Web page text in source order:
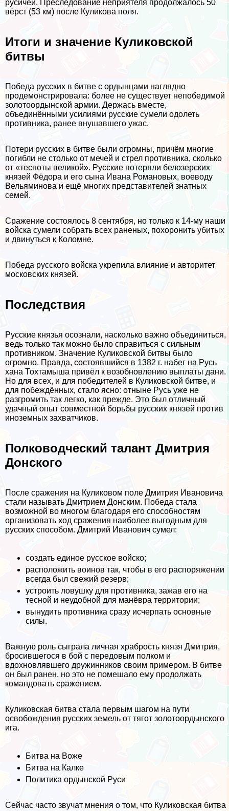
русичей. Преследование неприятеля продолжалось 50
вёрст (53 км) после Куликова поля.
Итоги и значение Куликовской
битвы
Победа русских в битве с ордынцами наглядно
продемонстрировала: более не существует непобедимой
золотоордынской армии. Держась вместе,
объединёнными усилиями русские сумели одолеть
противника, ранее внушавшего ужас.
Потери русских в битве были огромны, причём многие
погибли не столько от мечей и стрел противника, сколько
от «тесноты великой». Русские потеряли белозерских
князей Фёдора и его сына Ивана Романовых, воеводу
Вельяминова и ещё многих представителей знатных
семей.
Сражение состоялось 8 сентября, но только к 14-му наши
войска сумели собрать всех раненых, похоронить убитых
и двинуться к Коломне.
Победа русского войска укрепила влияние и авторитет
московских князей.
Последствия
Русские князья осознали, насколько важно объединиться,
ведь только так можно было справиться с сильным
противником. Значение Куликовской битвы было
огромно. Правда, состоявшийся в 1382 г. набег на Русь
хана Тохтамыша привёл к возобновлению выплаты дани.
Но для всех, и для победителей в Куликовской битве, и
для побеждённых, стало ясно: отныне Русь уже не
разгромить так легко, как прежде. Это был отличный
удачный опыт совместной борьбы русских князей против
иноземных захватчиков.
Полководческий талант Дмитрия
Донского
После сражения на Куликовом поле Дмитрия Ивановича
стали называть Дмитрием Донским. Победа стала
возможной во многом благодаря его способностям
организовать ход сражения наиболее выгодным для
русских способом. Дмитрий Иванович сумел:
создать единое русское войско;
расположить воинов так, чтобы в его распоряжении
всегда был свежий резерв;
устроить ловушку для противника, зажав его на
тесной и неудобной для манёвра территории;
вынудить противника сразу исчерпать основные
силы.
Важную роль сыграла личная храбрость князя Дмитрия,
бросившегося в бой с передовым полком и
вдохновлявшего дружинников своим примером. В битве
он был ранен, но это не помешало ему продолжать
комaндовать сражением.
Куликовская битва стала первым шагом на пути
освобождения русских земель от тягот золотоордынского
ига.
Битва на Воже
Битва на Калке
Политика ордынской Руси
Сейчас часто звучат мнения о том, что Куликовская битва